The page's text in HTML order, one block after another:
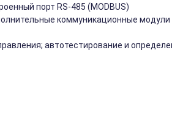
порт RS-485 (MODBUS)
коммуникационные модули
автотестирование и